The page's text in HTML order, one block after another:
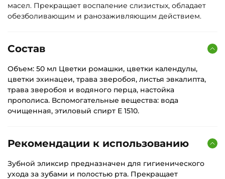
масел. Прекращает воспаление слизистых, обладает
обезболивающим и ранозаживляющим действием.
Состав
Объем: 50 мл Цветки ромашки, цветки календулы,
цветки эхинацеи, трава зверобоя, листья эвкалипта,
трава зверобоя и водяного перца, настойка
прополиса. Вспомогательные вещества: вода
очищенная, этиловый спирт Е 1510.
Рекомендации к использованию
Зубной эликсир предназначен для гигиенического
ухода за зубами и полостью рта. Прекращает